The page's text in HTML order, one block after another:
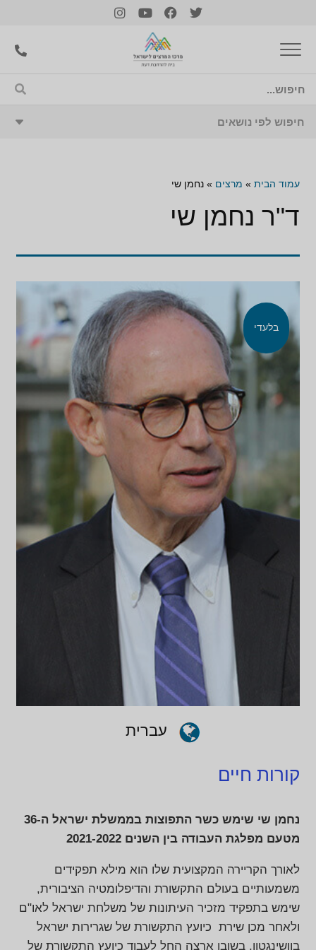
עמוד הבית » מרצים »נחמן שי
ד"ר נחמן שי
בלעדי
עברית
קורות חיים
נחמן שי שימש כשר התפוצות בממשלת ישראל ה-36
מטעם מפלגת העבודה בין השנים 2021-2022
לאורך הקריירה המקצועית שלו הוא מילא תפקידים
משמעותיים בעולם התקשורת והדיפלומטיה הציבורית,
שימש בתפקיד מזכיר העיתונות של משלחת ישראל לאו"ם
ולאחר מכן שירת כיועץ התקשורת של שגרירות ישראל
בוושינגטון, בשובו ארצה החל לעבוד כיועץ התקשורת של